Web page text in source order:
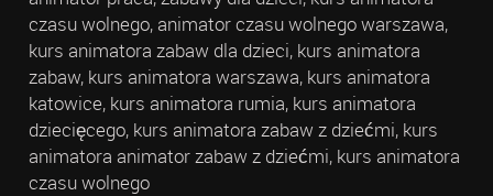
czasu wolnego, animator czasu wolnego warszawa,
kurs animatora zabaw dla dzieci, kurs animatora
zabaw, kurs animatora warszawa, kurs animatora
katowice, kurs animatora rumia, kurs animatora
dziecięcego, kurs animatora zabaw z dziećmi, kurs
animatora animator zabaw z dziećmi, kurs animatora
czasu wolnego